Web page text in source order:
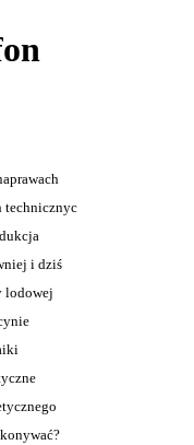
technicznyc
i dziś
lodowej